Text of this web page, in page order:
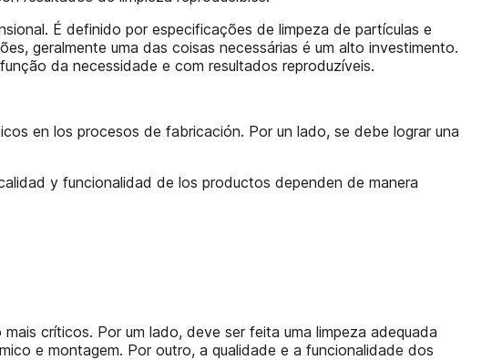
É definido por especificações de limpeza de partículas e
geralmente uma das coisas necessárias é um alto investimento.
da necessidade e com resultados reproduzíveis.
en los procesos de fabricación. Por un lado, se debe lograr una
y funcionalidad de los productos dependen de manera
críticos. Por um lado, deve ser feita uma limpeza adequada
e montagem. Por outro, a qualidade e a funcionalidade dos